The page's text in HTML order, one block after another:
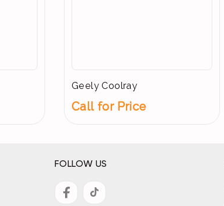
Geely Coolray
Call for Price
FOLLOW US